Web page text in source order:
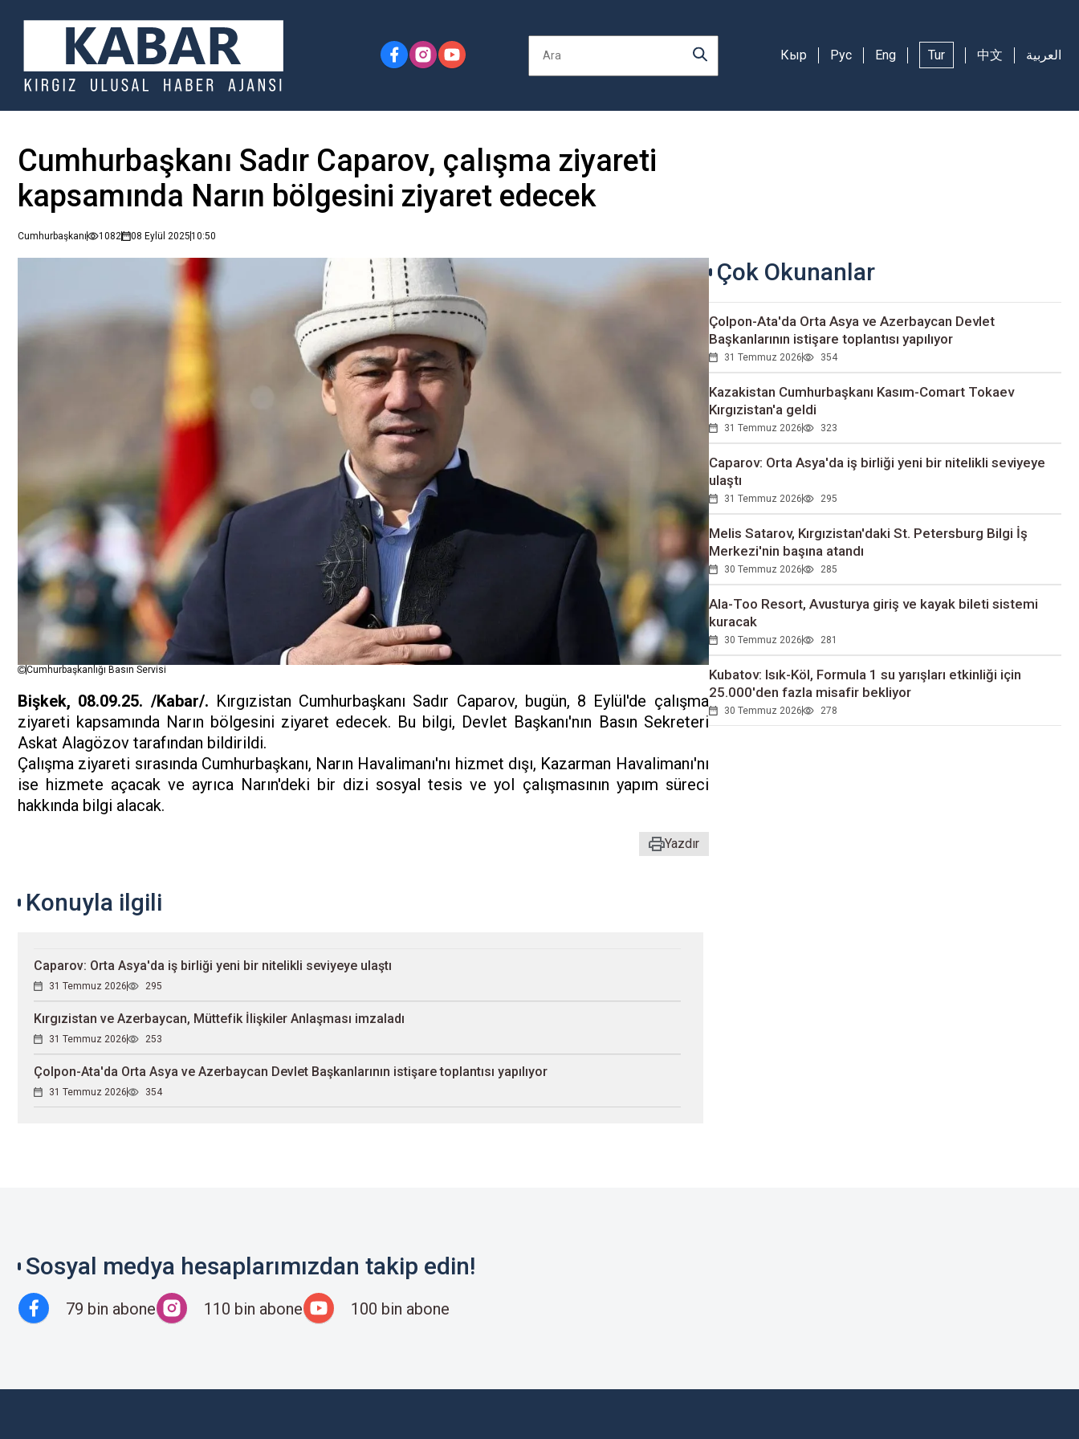
Кыр Рус Eng Tur 中文 العربية
Cumhurbaşkanı Sadır Caparov, çalışma ziyareti
kapsamında Narın bölgesini ziyaret edecek
Cumhurbaşkanı 1082 08 Eylül 202510:50
Cumhurbaşkanlığı Basın Servisi
Bişkek, 08.09.25. /Kabar/. Kırgızistan Cumhurbaşkanı Sadır Caparov, bugün, 8 Eylül'de çalışma
ziyareti kapsamında Narın bölgesini ziyaret edecek. Bu bilgi, Devlet Başkanı'nın Basın Sekreteri
Askat Alagözov tarafından bildirildi.
Çalışma ziyareti sırasında Cumhurbaşkanı, Narın Havalimanı'nı hizmet dışı, Kazarman Havalimanı'nı
ise hizmete açacak ve ayrıca Narın'deki bir dizi sosyal tesis ve yol çalışmasının yapım süreci
hakkında bilgi alacak.
Yazdır
Çok Okunanlar
Çolpon-Ata'da Orta Asya ve Azerbaycan Devlet
Başkanlarının istişare toplantısı yapılıyor
31 Temmuz 2026 354
Kazakistan Cumhurbaşkanı Kasım-Comart Tokaev
Kırgızistan'a geldi
31 Temmuz 2026 323
Caparov: Orta Asya'da iş birliği yeni bir nitelikli seviyeye
ulaştı
31 Temmuz 2026 295
Melis Satarov, Kırgızistan'daki St. Petersburg Bilgi İş
Merkezi'nin başına atandı
30 Temmuz 2026 285
Ala-Too Resort, Avusturya giriş ve kayak bileti sistemi
kuracak
30 Temmuz 2026 281
Kubatov: Isık-Köl, Formula 1 su yarışları etkinliği için
25.000'den fazla misafir bekliyor
30 Temmuz 2026 278
Konuyla ilgili
Caparov: Orta Asya'da iş birliği yeni bir nitelikli seviyeye ulaştı
31 Temmuz 2026 295
Kırgızistan ve Azerbaycan, Müttefik İlişkiler Anlaşması imzaladı
31 Temmuz 2026 253
Çolpon-Ata'da Orta Asya ve Azerbaycan Devlet Başkanlarının istişare toplantısı yapılıyor
31 Temmuz 2026 354
Sosyal medya hesaplarımızdan takip edin!
79 bin abone 110 bin abone 100 bin abone